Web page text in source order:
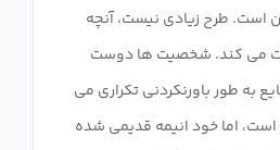
است. طرح زیادی نیست، آنچه
می کند. شخصیت ها دوست
به طور باورنکردنی تکراری می
است، اما خود انیمه قدیمی شده